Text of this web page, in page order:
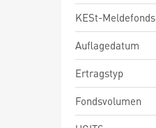
KESt-Meldefonds
Auflagedatum
Ertragstyp
Fondsvolumen